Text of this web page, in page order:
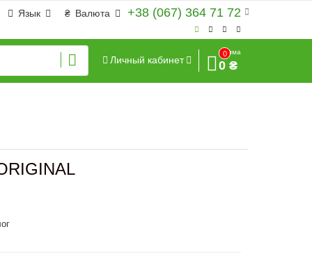
+38 (067) 364 71 72
₴ Валюта
Язык
Личный кабинет
0
Сумма
0 ₴